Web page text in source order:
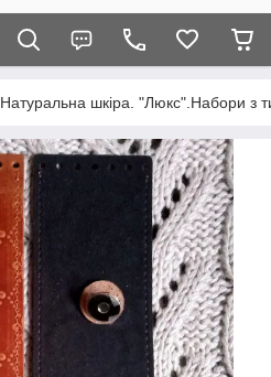
Натуральна шкіра. "Люкс".Набори з